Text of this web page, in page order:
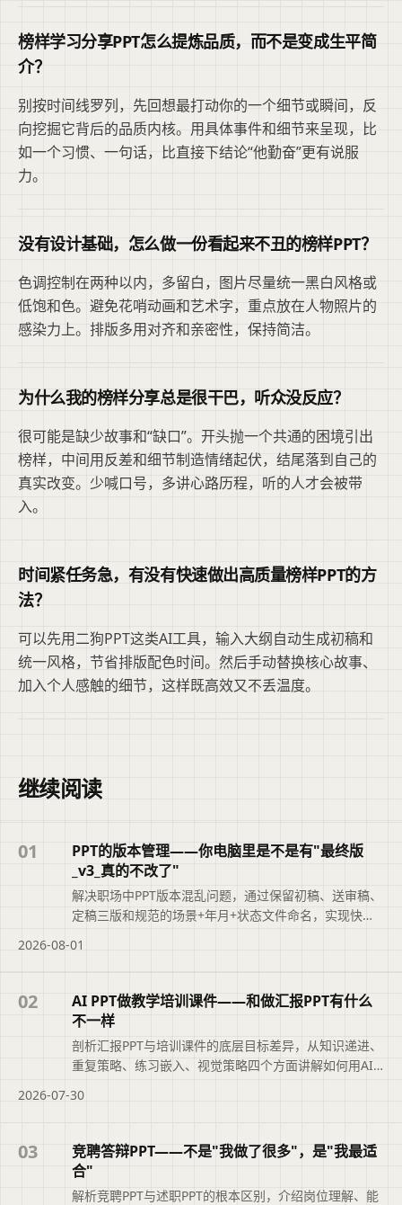
榜样学习分享PPT怎么提炼品质，而不是变成生平简
介？
别按时间线罗列，先回想最打动你的一个细节或瞬间，反
向挖掘它背后的品质内核。用具体事件和细节来呈现，比
如一个习惯、一句话，比直接下结论“他勤奋”更有说服
力。
没有设计基础，怎么做一份看起来不丑的榜样PPT？
色调控制在两种以内，多留白，图片尽量统一黑白风格或
低饱和色。避免花哨动画和艺术字，重点放在人物照片的
感染力上。排版多用对齐和亲密性，保持简洁。
为什么我的榜样分享总是很干巴，听众没反应？
很可能是缺少故事和“缺口”。开头抛一个共通的困境引出
榜样，中间用反差和细节制造情绪起伏，结尾落到自己的
真实改变。少喊口号，多讲心路历程，听的人才会被带
入。
时间紧任务急，有没有快速做出高质量榜样PPT的方
法？
可以先用二狗PPT这类AI工具，输入大纲自动生成初稿和
统一风格，节省排版配色时间。然后手动替换核心故事、
加入个人感触的细节，这样既高效又不丢温度。
继续阅读
01
PPT的版本管理——你电脑里是不是有"最终版
_v3_真的不改了"
解决职场中PPT版本混乱问题，通过保留初稿、送审稿、
定稿三版和规范的场景+年月+状态文件命名，实现快速
2026-08-01
02
AI PPT做教学培训课件——和做汇报PPT有什么
不一样
剖析汇报PPT与培训课件的底层目标差异，从知识递进、
重复策略、练习嵌入、视觉策略四个方面讲解如何用AI
等易忽视的要点。
2026-07-30
03
竞聘答辩PPT——不是"我做了很多"，是"我最适
合"
解析竞聘PPT与述职PPT的根本区别，介绍岗位理解、能